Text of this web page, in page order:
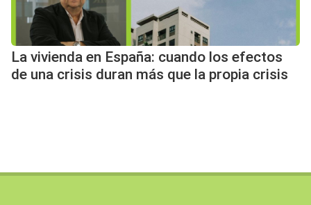
La vivienda en España: cuando los efectos
de una crisis duran más que la propia crisis